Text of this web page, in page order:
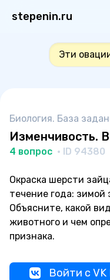
stepenin.ru
Эти
Биология. База
Изменчивость.
4 вопрос · ID 94380
Окраска шерсти
течение года: зимой
Объясните, какой
животного и чем
признака.
Войти с VK